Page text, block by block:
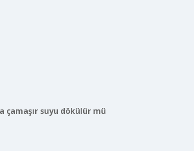
çamaşır suyu dökülür mü